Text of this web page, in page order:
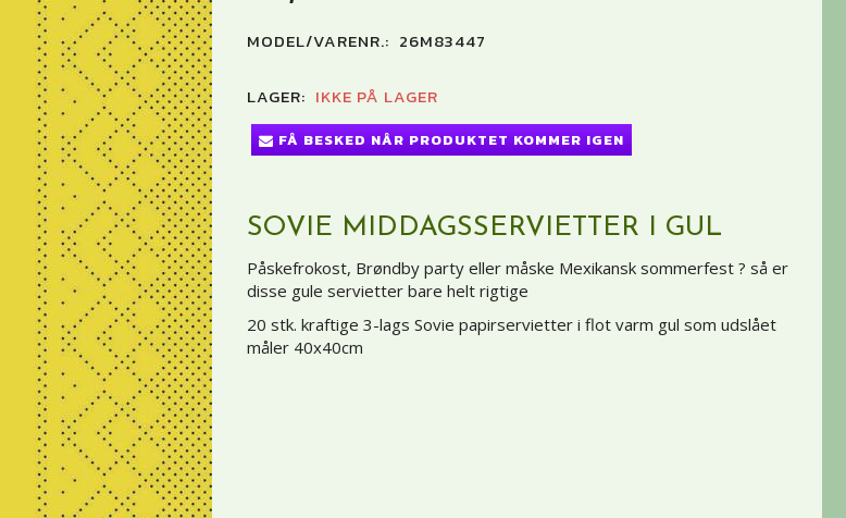
MODEL/VARENR.: 26M83447
LAGER: IKKE PÅ LAGER
FÅ BESKED NÅR PRODUKTET KOMMER IGEN
SOVIE MIDDAGSSERVIETTER I GUL
Påskefrokost, Brøndby party eller måske Mexikansk sommerfest ? så er
disse gule servietter bare helt rigtige
20 stk. kraftige 3-lags Sovie papirservietter i flot varm gul som udslået
måler 40x40cm